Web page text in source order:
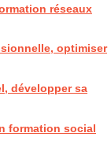
réseaux
optimiser
développer sa
formation social